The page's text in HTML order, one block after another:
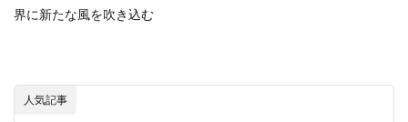
界に新たな風を吹き込む
人気記事